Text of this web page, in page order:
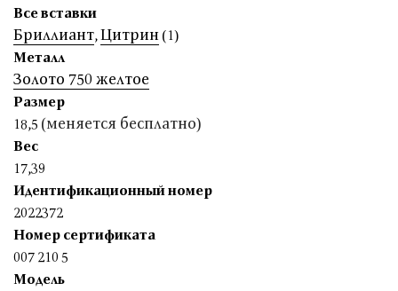
Все вставки
Бриллиант,Цитрин (1)
Металл
Золото 750 желтое
Размер
18,5 (меняется бесплатно)
Вес
17,39
Идентификационный номер
2022372
Номер сертификата
007 210 5
Модель